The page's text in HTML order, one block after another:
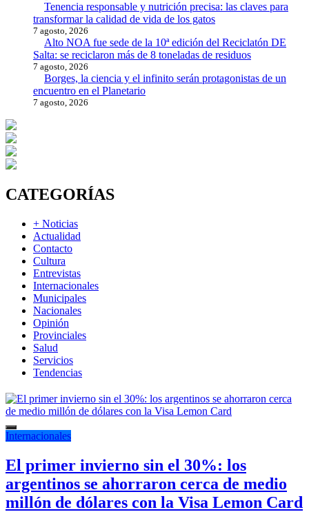
Tenencia responsable y nutrición precisa: las claves para
transformar la calidad de vida de los gatos
7 agosto, 2026
Alto NOA fue sede de la 10ª edición del Reciclatón DE
Salta: se reciclaron más de 8 toneladas de residuos
7 agosto, 2026
Borges, la ciencia y el infinito serán protagonistas de un
encuentro en el Planetario
7 agosto, 2026
CATEGORÍAS
+ Noticias
Actualidad
Contacto
Cultura
Entrevistas
Internacionales
Municipales
Nacionales
Opinión
Provinciales
Salud
Servicios
Tendencias
Internacionales
El primer invierno sin el 30%: los
argentinos se ahorraron cerca de medio
millón de dólares con la Visa Lemon Card